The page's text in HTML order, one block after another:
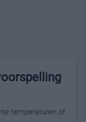
temperaturen of